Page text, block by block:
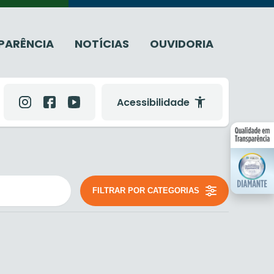
NOTÍCIAS OUVIDORIA
Acessibilidade
FILTRAR POR CATEGORIAS